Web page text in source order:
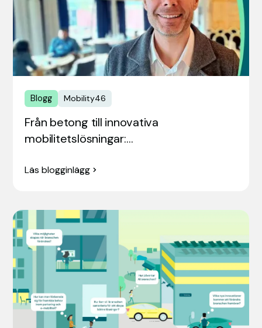
Blogg Mobility46
Från betong till innovativa
mobilitetslösningar:…
Läs blogginlägg